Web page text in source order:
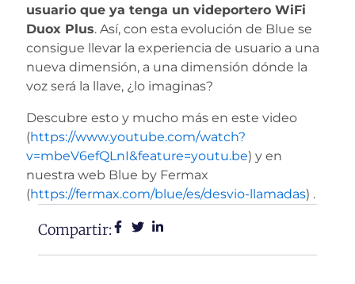
usuario que ya tenga un videportero WiFi
Duox Plus. Así, con esta evolución de Blue se
consigue llevar la experiencia de usuario a una
nueva dimensión, a una dimensión dónde la
voz será la llave, ¿lo imaginas?
Descubre esto y mucho más en este video
(https://www.youtube.com/watch?
v=mbeV6efQLnI&feature=youtu.be) y en
nuestra web Blue by Fermax
(https://fermax.com/blue/es/desvio-llamadas) .
Compartir: